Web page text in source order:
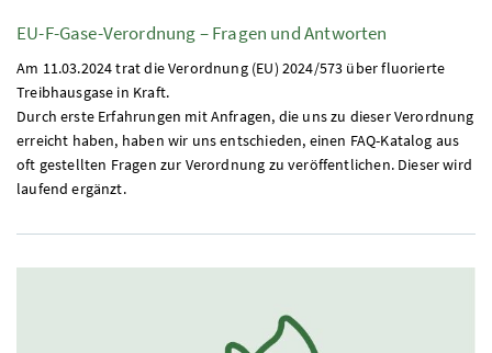
EU-F-Gase-Verordnung – Fragen und Antworten
Am 11.03.2024 trat die Verordnung (EU) 2024/573 über fluorierte
Treibhausgase in Kraft.
Durch erste Erfahrungen mit Anfragen, die uns zu dieser Verordnung
erreicht haben, haben wir uns entschieden, einen FAQ-Katalog aus
oft gestellten Fragen zur Verordnung zu veröffentlichen. Dieser wird
laufend ergänzt.